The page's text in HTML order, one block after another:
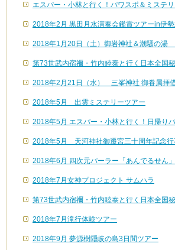
エスパー・小林と行く！パワスポ＆ミステ
2018年2月 黒田月水演奏会鑑賞ツアーin伊
2018年1月20日（土）御岩神社＆潮騒の湯
第73世武内宿禰・竹内睦泰と行く日本全国
2018年2月21日（水） 三峯神社 御眷属拝
2018年5月 出雲ミステリーツアー
2018年5月 エスパー・小林と行く！日帰り
2018年5月 天河神社御遷宮三十周年記念行
2018年6月 四次元パーラー「あんでるせん
2018年7月女神プロジェクト サムハラ
第73世武内宿禰・竹内睦泰と行く日本全国
2018年7月滝行体験ツアー
2018年9月 夢源樹隠岐の島3日間ツアー